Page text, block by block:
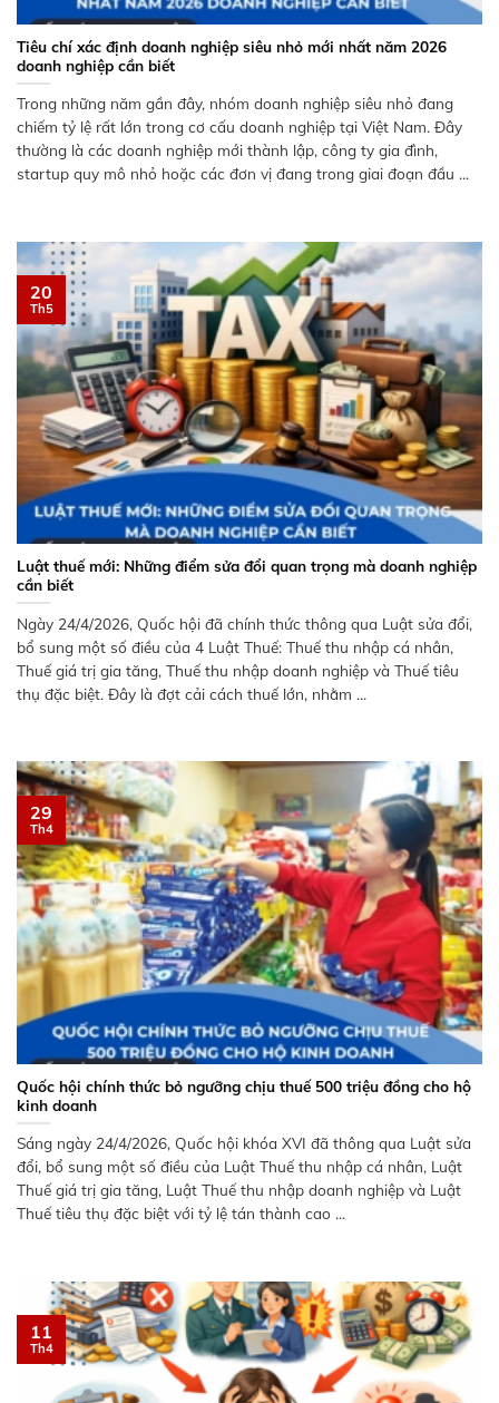
Tiêu chí xác định doanh nghiệp siêu nhỏ mới nhất năm 2026
doanh nghiệp cần biết
Trong những năm gần đây, nhóm doanh nghiệp siêu nhỏ đang
chiếm tỷ lệ rất lớn trong cơ cấu doanh nghiệp tại Việt Nam. Đây
thường là các doanh nghiệp mới thành lập, công ty gia đình,
startup quy mô nhỏ hoặc các đơn vị đang trong giai đoạn đầu ...
Luật thuế mới: Những điểm sửa đổi quan trọng mà doanh nghiệp
cần biết
Ngày 24/4/2026, Quốc hội đã chính thức thông qua Luật sửa đổi,
bổ sung một số điều của 4 Luật Thuế: Thuế thu nhập cá nhân,
Thuế giá trị gia tăng, Thuế thu nhập doanh nghiệp và Thuế tiêu
thụ đặc biệt. Đây là đợt cải cách thuế lớn, nhằm ...
20
Th5
Quốc hội chính thức bỏ ngưỡng chịu thuế 500 triệu đồng cho hộ
kinh doanh
Sáng ngày 24/4/2026, Quốc hội khóa XVI đã thông qua Luật sửa
đổi, bổ sung một số điều của Luật Thuế thu nhập cá nhân, Luật
Thuế giá trị gia tăng, Luật Thuế thu nhập doanh nghiệp và Luật
Thuế tiêu thụ đặc biệt với tỷ lệ tán thành cao ...
29
Th4
11
Th4